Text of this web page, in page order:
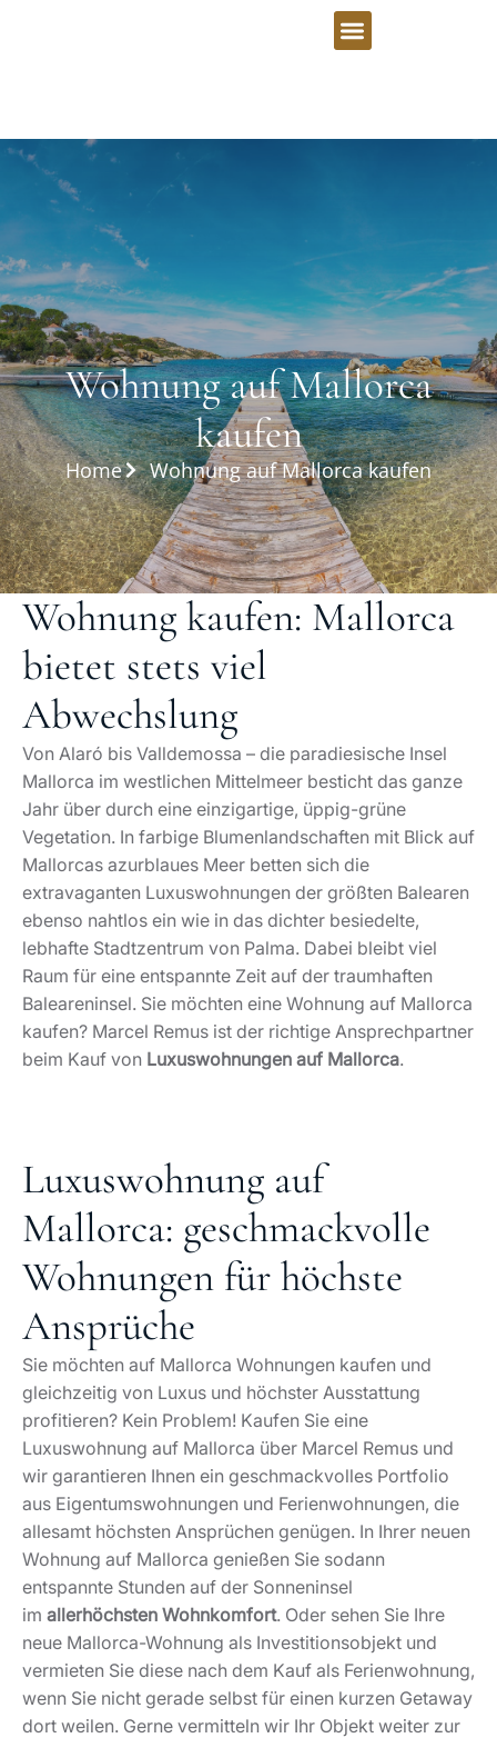
Wohnung auf Mallorca
kaufen
Home Wohnung auf Mallorca kaufen
Wohnung kaufen: Mallorca
bietet stets viel
Abwechslung
Von Alaró bis Valldemossa – die paradiesische Insel
Mallorca im westlichen Mittelmeer besticht das ganze
Jahr über durch eine einzigartige, üppig-grüne
Vegetation. In farbige Blumenlandschaften mit Blick auf
Mallorcas azurblaues Meer betten sich die
extravaganten Luxuswohnungen der größten Balearen
ebenso nahtlos ein wie in das dichter besiedelte,
lebhafte Stadtzentrum von Palma. Dabei bleibt viel
Raum für eine entspannte Zeit auf der traumhaften
Baleareninsel. Sie möchten eine Wohnung auf Mallorca
kaufen? Marcel Remus ist der richtige Ansprechpartner
beim Kauf von Luxuswohnungen auf Mallorca.
Luxuswohnung auf
Mallorca: geschmackvolle
Wohnungen für höchste
Ansprüche
Sie möchten auf Mallorca Wohnungen kaufen und
gleichzeitig von Luxus und höchster Ausstattung
profitieren? Kein Problem! Kaufen Sie eine
Luxuswohnung auf Mallorca über Marcel Remus und
wir garantieren Ihnen ein geschmackvolles Portfolio
aus Eigentumswohnungen und Ferienwohnungen, die
allesamt höchsten Ansprüchen genügen. In Ihrer neuen
Wohnung auf Mallorca genießen Sie sodann
entspannte Stunden auf der Sonneninsel
im allerhöchsten Wohnkomfort. Oder sehen Sie Ihre
neue Mallorca-Wohnung als Investitionsobjekt und
vermieten Sie diese nach dem Kauf als Ferienwohnung,
wenn Sie nicht gerade selbst für einen kurzen Getaway
dort weilen. Gerne vermitteln wir Ihr Objekt weiter zur